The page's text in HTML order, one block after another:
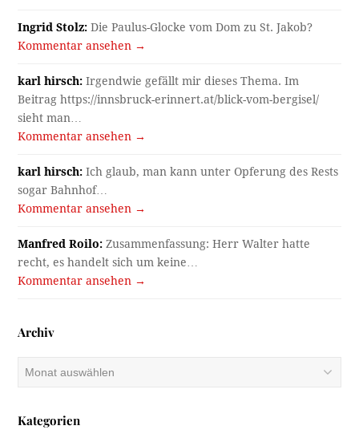
Ingrid Stolz: Die Paulus-Glocke vom Dom zu St. Jakob?
Kommentar ansehen →
karl hirsch: Irgendwie gefällt mir dieses Thema. Im
Beitrag https://innsbruck-erinnert.at/blick-vom-bergisel/
sieht man…
Kommentar ansehen →
karl hirsch: Ich glaub, man kann unter Opferung des Rests
sogar Bahnhof…
Kommentar ansehen →
Manfred Roilo: Zusammenfassung: Herr Walter hatte
recht, es handelt sich um keine…
Kommentar ansehen →
Archiv
Archiv
Kategorien